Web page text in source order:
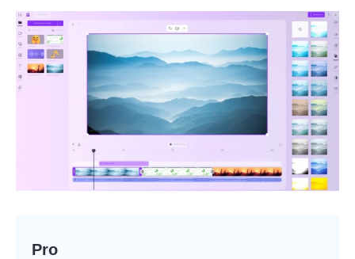
Pro